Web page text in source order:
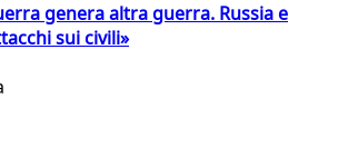
genera altra guerra. Russia e
sui civili»